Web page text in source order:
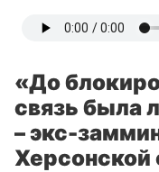
«До
связь была
– экс-
Херсонской